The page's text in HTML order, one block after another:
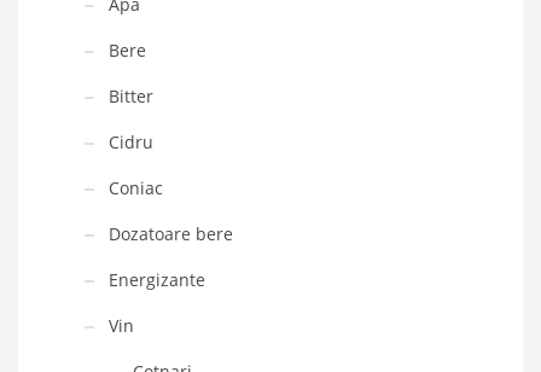
Bere
Bitter
Cidru
Coniac
Dozatoare bere
Energizante
Vin